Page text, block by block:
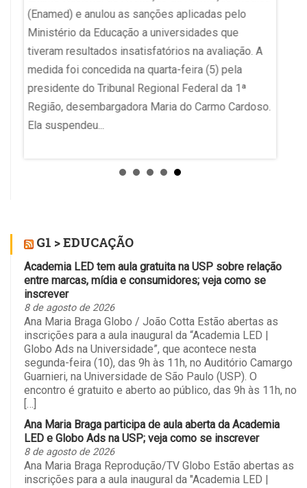
(Enamed) e anulou as sanções aplicadas pelo
Ministério da Educação a universidades que
tiveram resultados insatisfatórios na avaliação. A
medida foi concedida na quarta-feira (5) pela
presidente do Tribunal Regional Federal da 1ª
Região, desembargadora Maria do Carmo Cardoso.
Ela suspendeu...
G1 > EDUCAÇÃO
Academia LED tem aula gratuita na USP sobre relação
entre marcas, mídia e consumidores; veja como se
inscrever
8 de agosto de 2026
Ana Maria Braga Globo / João Cotta Estão abertas as
inscrições para a aula inaugural da “Academia LED |
Globo Ads na Universidade”, que acontece nesta
segunda-feira (10), das 9h às 11h, no Auditório Camargo
Guarnieri, na Universidade de São Paulo (USP). O
encontro é gratuito e aberto ao público, das 9h às 11h, no
[…]
Ana Maria Braga participa de aula aberta da Academia
LED e Globo Ads na USP; veja como se inscrever
8 de agosto de 2026
Ana Maria Braga Reprodução/TV Globo Estão abertas as
inscrições para a aula inaugural da "Academia LED |